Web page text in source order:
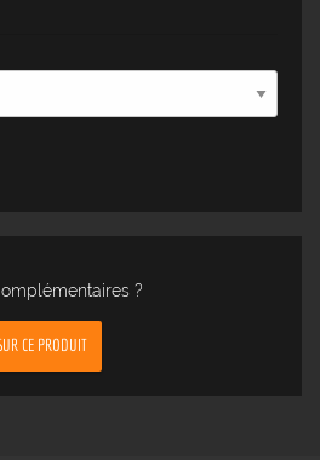
?
CE PRODUIT